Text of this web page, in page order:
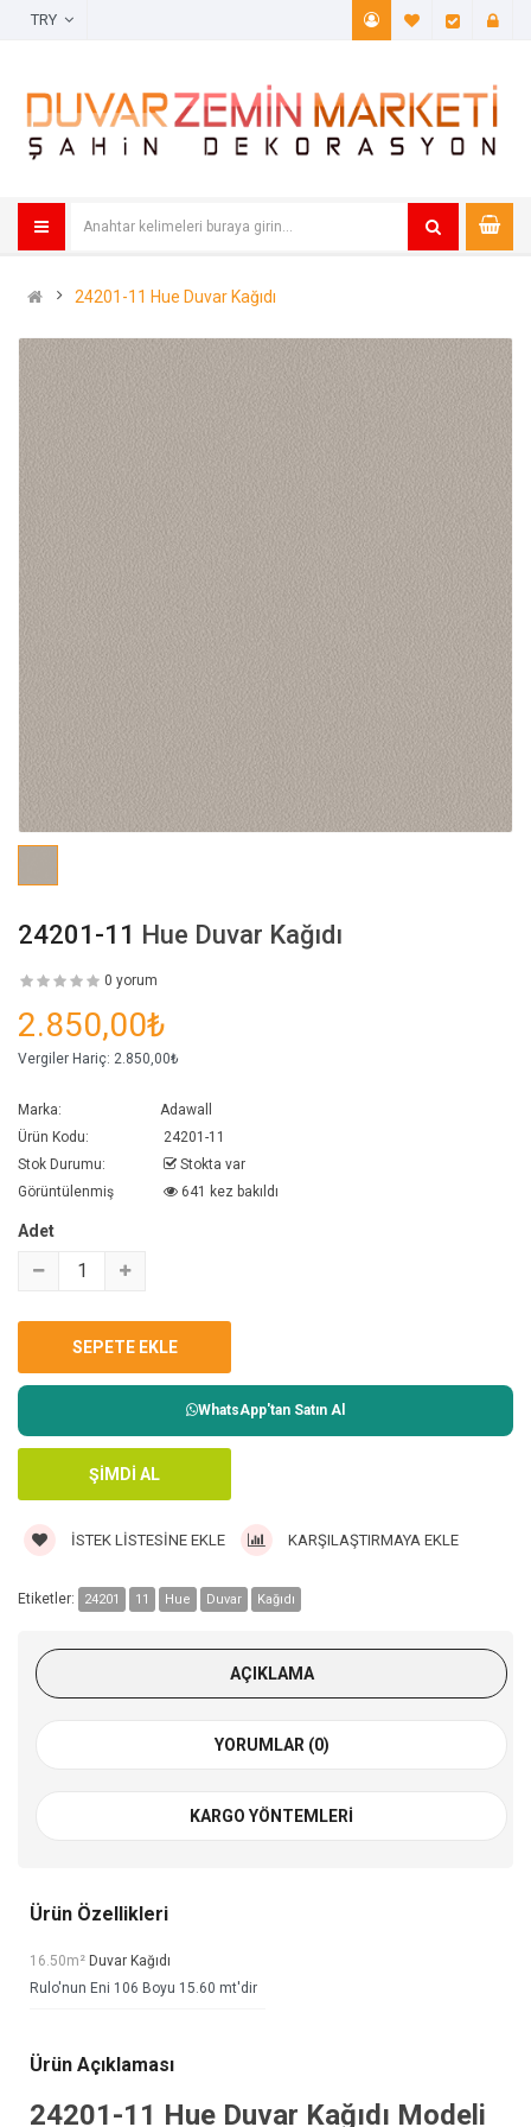
A. Listem
24201-11 Hue Duvar Kağıdı
24201-11 Hue Duvar Kağıdı
0 yorum
2.850,00₺
Vergiler Hariç: 2.850,00₺
Marka:
Adawall
Ürün Kodu:
24201-11
Stok Durumu:
Stokta var
Görüntülenmiş
641 kez bakıldı
Adet
WhatsApp'tan Satın Al
İSTEK LISTESINE EKLE KARŞILAŞTIRMAYA EKLE
Etiketler: 24201 11 Hue Duvar Kağıdı
AÇIKLAMA
YORUMLAR (0)
KARGO YÖNTEMLERI
Ürün Özellikleri
16.50m² Duvar Kağıdı
Rulo'nun Eni 106 Boyu 15.60 mt'dir
Ürün Açıklaması
24201-11 Hue Duvar Kağıdı Modeli